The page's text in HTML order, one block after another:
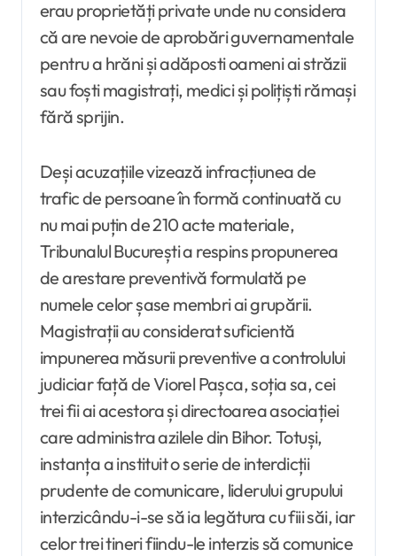
erau proprietăți private unde nu considera
că are nevoie de aprobări guvernamentale
pentru a hrăni și adăposti oameni ai străzii
sau foști magistrați, medici și polițiști rămași
fără sprijin.
Deși acuzațiile vizează infracțiunea de
trafic de persoane în formă continuată cu
nu mai puțin de 210 acte materiale,
Tribunalul București a respins propunerea
de arestare preventivă formulată pe
numele celor șase membri ai grupării.
Magistrații au considerat suficientă
impunerea măsurii preventive a controlului
judiciar față de Viorel Pașca, soția sa, cei
trei fii ai acestora și directoarea asociației
care administra azilele din Bihor. Totuși,
instanța a instituit o serie de interdicții
prudente de comunicare, liderului grupului
interzicându-i-se să ia legătura cu fiii săi, iar
celor trei tineri fiindu-le interzis să comunice